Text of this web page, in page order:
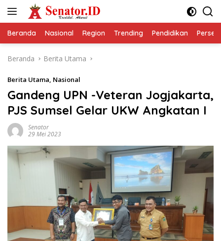
Beranda Nasional Region Trending Pendidikan
Beranda Berita Utama
Berita Utama, Nasional
Gandeng UPN -Veteran Jogjakarta,
PJS Sumsel Gelar UKW Angkatan I
Senator
29 Mei 2023